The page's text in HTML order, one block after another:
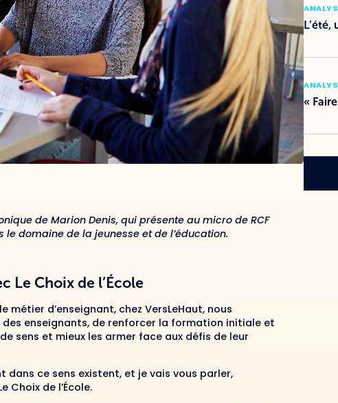
de Marion Denis, qui présente au micro de RCF
domaine de la jeunesse et de l’éducation.
Le Choix de l’École
d’enseignant, chez VersLeHaut, nous
enseignants, de renforcer la formation initiale et
sens et mieux les armer face aux défis de leur
ce sens existent, et je vais vous parler,
Choix de l’École.
«